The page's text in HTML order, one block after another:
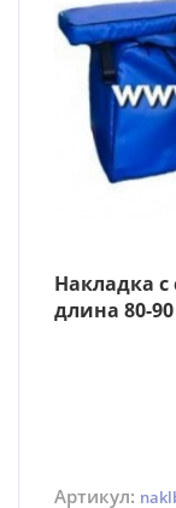
Накладка
длина 80-
Артикул: